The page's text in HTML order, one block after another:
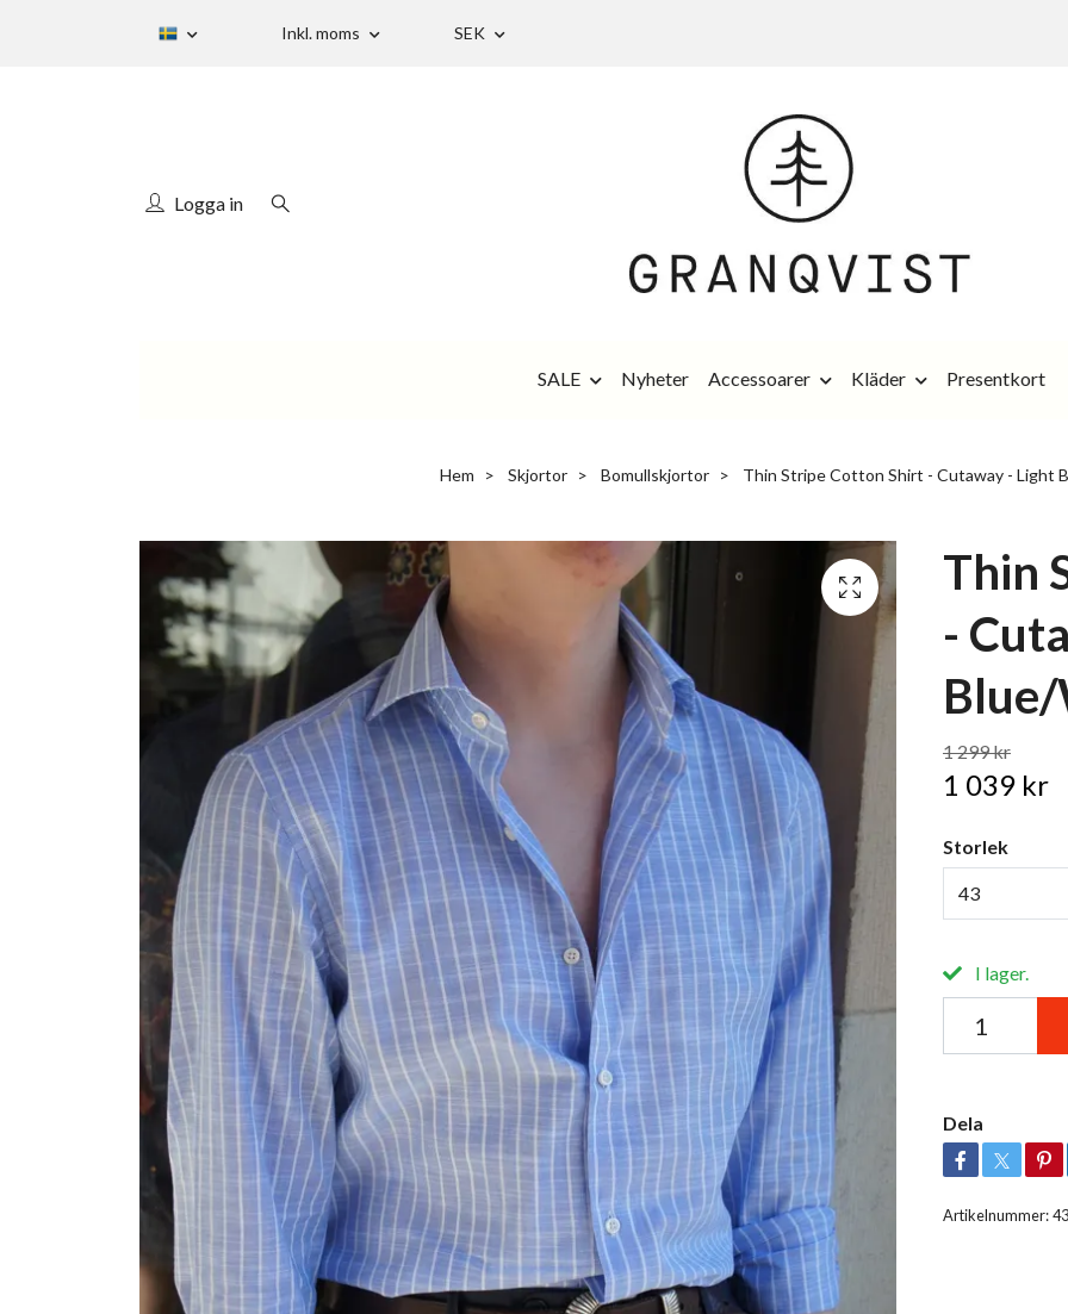
Inkl. moms SEK
Logga in
SALE Nyheter Accessoarer Kläder Presentkort
Hem Skjortor Bomullskjortor Thin Stripe Cotton Shirt - Cutaway - Light
Thin
-
1 299 kr
1 039 kr
Storlek
43
I lager.
Dela
Artikelnummer: